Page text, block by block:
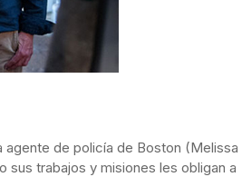
agente de policía de Boston (Melissa
sus trabajos y misiones les obligan a